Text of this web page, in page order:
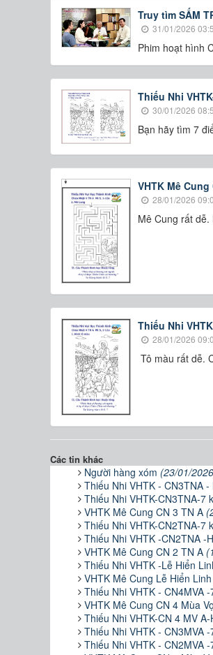
Truy tìm SẤM
31/01/2026
Phim hoạt hình
Thiếu Nhi
30/01/2026
Bạn hãy tìm 7
VHTK Mê Cung
28/01/2026
Mê Cung rất
Thiếu Nhi
28/01/2026
Tô màu rất dễ.
Các tin khác
Người hàng xóm (23/01/
Thiếu Nhi VHTK - CN3TNA
Thiếu Nhi VHTK-CN3TNA-7
VHTK Mê Cung CN 3 TN A
Thiếu Nhi VHTK-CN2TNA-7
Thiếu Nhi VHTK -CN2TNA -
VHTK Mê Cung CN 2 TN A
Thiếu Nhi VHTK -Lễ Hiển
VHTK Mê Cung Lễ Hiển Linh
Thiếu Nhi VHTK - CN4MVA
VHTK Mê Cung CN 4 Mùa
Thiếu Nhi VHTK-CN 4 MV
Thiếu Nhi VHTK - CN3MVA
Thiếu Nhi VHTK - CN2MVA